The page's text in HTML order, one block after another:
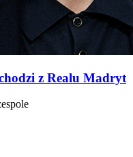
z Realu Madryt